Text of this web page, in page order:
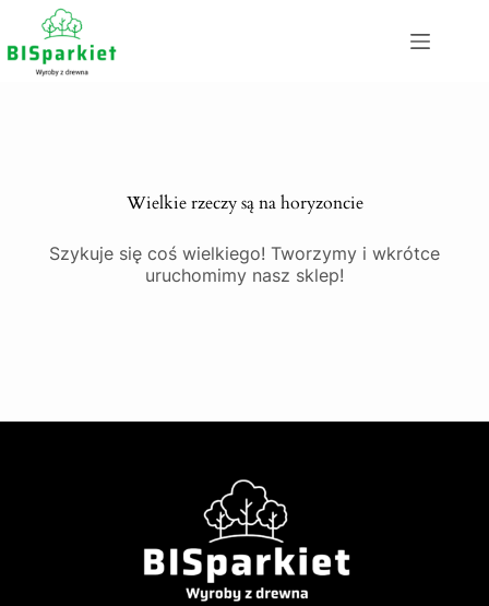
Wielkie rzeczy są na horyzoncie
Szykuje się coś wielkiego! Tworzymy i wkrótce
uruchomimy nasz sklep!